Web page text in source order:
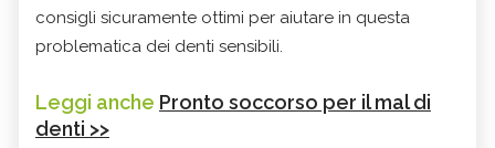
consigli sicuramente ottimi per aiutare in questa
problematica dei denti sensibili.
Leggi anche Pronto soccorso per il mal di
denti >>